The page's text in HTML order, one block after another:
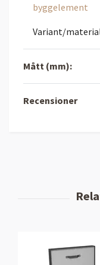
byggelement
Variant/
Mått (mm):
Recensioner